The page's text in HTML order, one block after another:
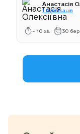
Анастасія
1 публікація
~ 10 хв. 30 бер